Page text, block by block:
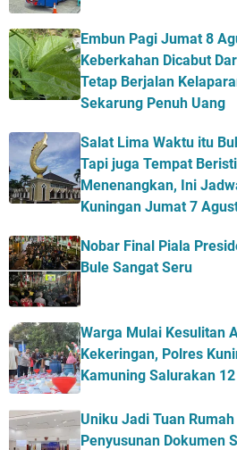
Embun Pagi Jumat 8
Keberkahan Dicabut
Tetap Berjalan
Sekarung Penuh Uang
Salat Lima Waktu itu
Tapi juga Tempat
Menenangkan, Ini
Kuningan Jumat 7
Nobar Final Piala
Bule Sangat Seru
Warga Mulai Kesulitan
Kekeringan, Polres
Kamuning Salurakan
Uniku Jadi Tuan
Penyusunan Dokumen